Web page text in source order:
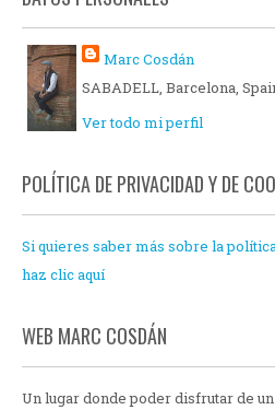
Marc Cosdán
SABADELL, Barcelona,
Ver todo mi perfil
POLÍTICA DE PRIVACIDAD Y DE
Si quieres saber más sobre la
haz clic aquí
WEB MARC COSDÁN
Un lugar donde poder disfrutar de